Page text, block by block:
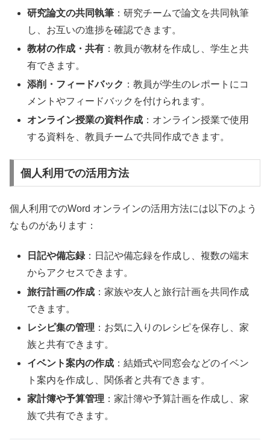
研究論文の共同執筆 ：研究チームで論文を共同執筆
し、お互いの進捗を確認できます。
教材の作成・共有 ：教員が教材を作成し、学生と共
有できます。
添削・フィードバック ：教員が学生のレポートにコ
メントやフィードバックを付けられます。
オンライン授業の資料作成 ：オンライン授業で使用
する資料を、教員チームで共同作成できます。
個人利用での活用方法
個人利用でのWord オンラインの活用方法には以下のよう
なものがあります：
日記や備忘録 ：日記や備忘録を作成し、複数の端末
からアクセスできます。
旅行計画の作成 ：家族や友人と旅行計画を共同作成
できます。
レシピ集の管理 ：お気に入りのレシピを保存し、家
族と共有できます。
イベント案内の作成 ：結婚式や同窓会などのイベン
ト案内を作成し、関係者と共有できます。
家計簿や予算管理 ：家計簿や予算計画を作成し、家
族で共有できます。